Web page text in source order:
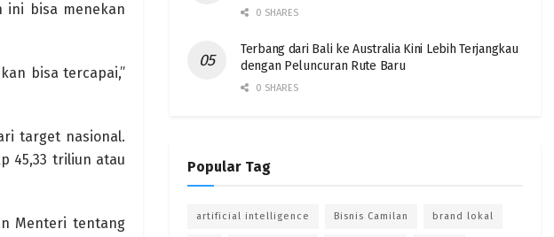
ini bisa menekan
bisa tercapai,”
target nasional.
45,33 triliun atau
Menteri tentang
0 SHARES
Terbang dari Bali ke Australia Kini Lebih Terjangkau
dengan Peluncuran Rute Baru
0 SHARES
Popular Tag
artificial intelligence Bisnis Camilan brand lokal